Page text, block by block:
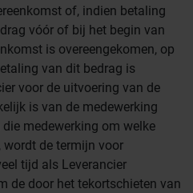
of, indien betaling
vóór of bij het begin van
is overeengekomen, op
van dit bedrag is
voor de uitvoering van de
is van de medewerking
medewerking om welke
wordt de termijn voor
tijd als Leverancier
de door het tekortschieten van